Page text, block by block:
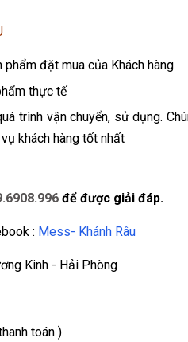
đặt mua của Khách hàng
thực tế
trình vận chuyển, sử dụng.
khách hàng tốt nhất
để được giải đáp.
: Mess- Khánh Râu
Kinh - Hải Phòng
toán )